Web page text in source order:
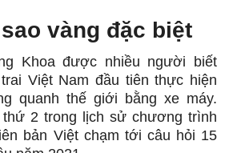
vàng đặc biệt
Khoa được nhiều người biết
Việt Nam đầu tiên thực hiện
quanh thế giới bằng xe máy.
2 trong lịch sử chương trình
bản Việt chạm tới câu hỏi 15